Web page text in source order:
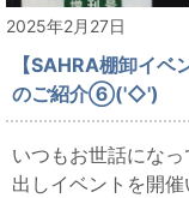
2025年2月27日
【SAHRA棚卸イ
のご紹介⑥('◇')ゞ
いつもお世話にな
出しイベントを開催